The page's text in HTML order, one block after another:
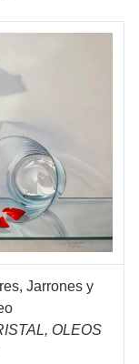
Jarrones y
OLEOS